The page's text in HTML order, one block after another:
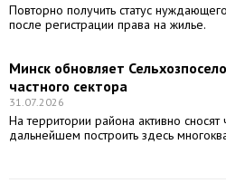
Повторно получить статус
после регистрации права на жилье.
Минск обновляет
частного сектора
31.07.2026
На территории района активно
дальнейшем построить здесь